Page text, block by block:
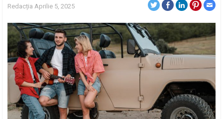
Redacția Aprilie 5, 2025